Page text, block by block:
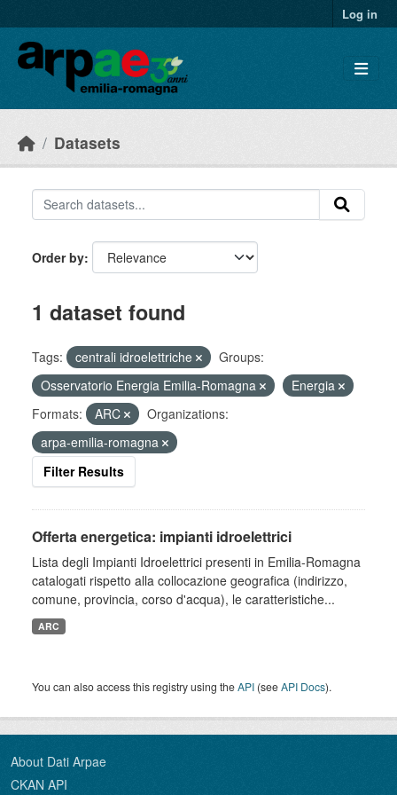
Log in
Datasets
Order by
1 dataset found
Tags: centrali idroelettriche
Groups:
Osservatorio Energia Emilia-Romagna
Energia
Formats:
ARC
Organizations:
arpa-emilia-romagna
Filter Results
Offerta energetica: impianti idroelettrici
Lista degli Impianti Idroelettrici presenti in Emilia-Romagna
catalogati rispetto alla collocazione geografica (indirizzo,
comune, provincia, corso d'acqua), le caratteristiche...
ARC
You can also access this registry using theAPI (seeAPI Docs).
About Dati Arpae
CKAN API